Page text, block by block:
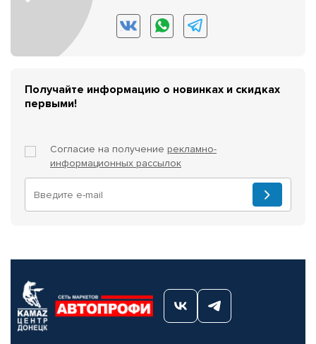
Получайте информацию о новинках и скидках
первыми!
Согласие на получение рекламно-
информационных рассылок